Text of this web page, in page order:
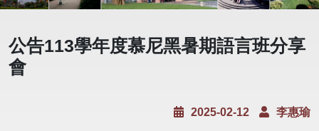
公告113學年度慕尼黑暑期語言班分享
會
2025-02-12 李惠瑜